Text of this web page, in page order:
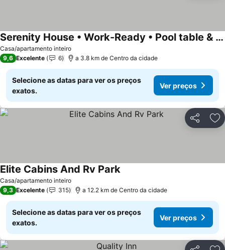
Casa/apartamento inteiro
Serenity House • Work-Ready • Pool table & Laundry
Ver preços
9,6 Excelente 6 a 3.8 km de Centro da cidade
Selecione as datas para ver os preços
exatos.
Ver preços
Partilhar
Casa/apartamento inteiro
Elite Cabins And Rv ParkVer preços
9,3 Excelente 315 a 12.2 km de Centro da cidade
Selecione as datas para ver os preços
exatos.
Ver preços